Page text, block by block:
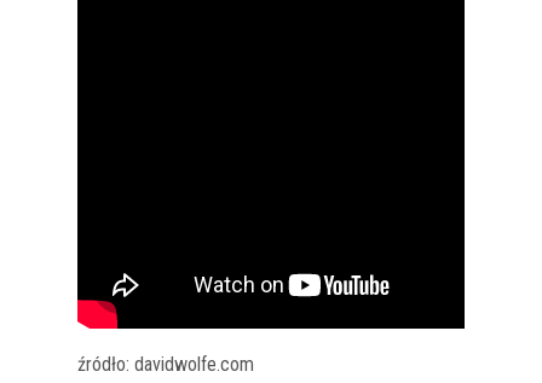
źródło: davidwolfe.com